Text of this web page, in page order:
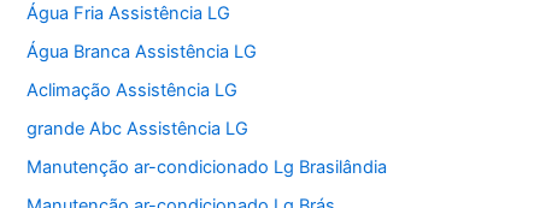
Água Fria Assistência LG
Água Branca Assistência LG
Aclimação Assistência LG
grande Abc Assistência LG
Manutenção ar-condicionado Lg Brasilândia